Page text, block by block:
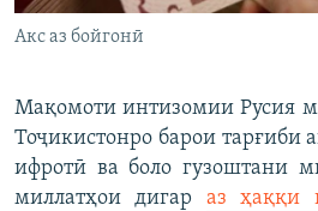
Акс аз бойгонӣ
Мақомоти интизомии Русия
Тоҷикистонро барои тарғиби
ифротӣ ва боло гузоштани
миллатҳои дигар аз ҳаққи